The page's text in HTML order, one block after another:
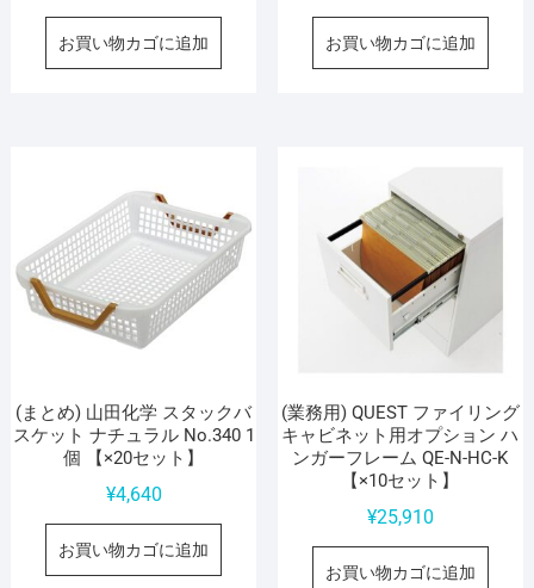
お買い物カゴに追加 お買い物カゴに追加
(まとめ) 山田化学 スタックバ
スケット ナチュラル No.340 1
個 【×20セット】
¥4,640
お買い物カゴに追加
(業務用) QUEST ファイリング
キャビネット用オプション ハ
ンガーフレーム QE-N-HC-K
【×10セット】
¥25,910
お買い物カゴに追加